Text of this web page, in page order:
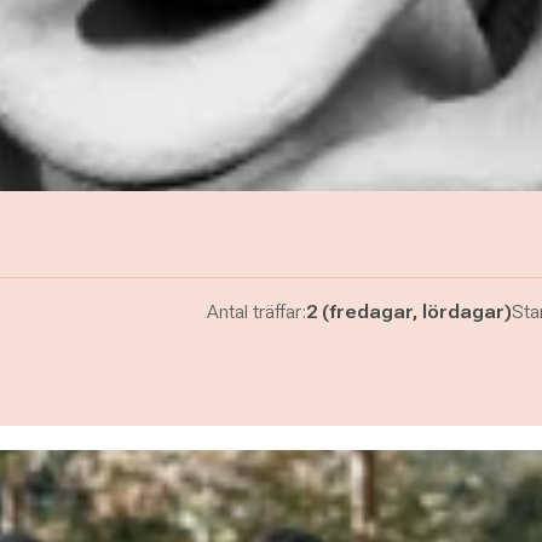
Antal träffar:2 (fredagar, lördagar)